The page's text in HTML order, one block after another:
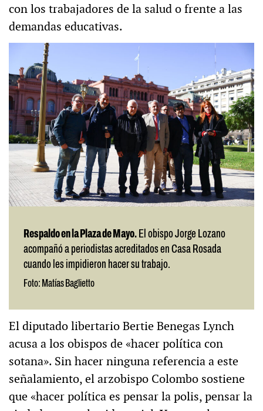
con los trabajadores de la salud o frente a las
demandas educativas.
Respaldo en la Plaza de Mayo. El obispo Jorge Lozano
acompañó a periodistas acreditados en Casa Rosada
cuando les impidieron hacer su trabajo.
Foto: Matías Baglietto
El diputado libertario Bertie Benegas Lynch
acusa a los obispos de «hacer política con
sotana». Sin hacer ninguna referencia a este
señalamiento, el arzobispo Colombo sostiene
que «hacer política es pensar la polis, pensar la